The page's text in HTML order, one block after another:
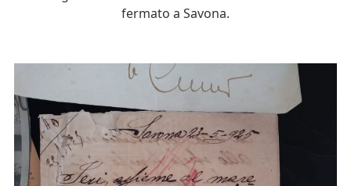
fermato a Savona.